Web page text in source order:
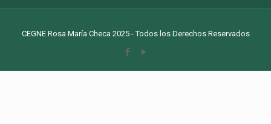
CEGNE Rosa María Checa 2025 - Todos los Derechos Reservados